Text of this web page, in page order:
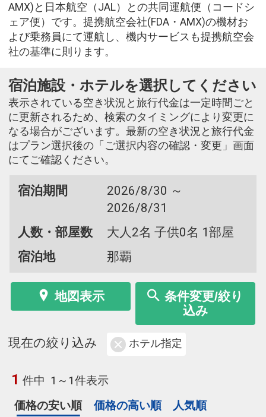
AMX)と日本航空（JAL）との共同運航便（コードシ
ェア便）です。提携航空会社(FDA・AMX)の機材お
よび乗務員にて運航し、機内サービスも提携航空会
社の基準に則ります。
宿泊施設・ホテルを選択してください
表示されている空き状況と旅行代金は一定時間ごと
に更新されるため、検索のタイミングにより変更に
なる場合がございます。最新の空き状況と旅行代金
はプラン選択後の「ご選択内容の確認・変更」画面
にてご確認ください。
宿泊期間
2026/8/30 ～
2026/8/31
人数・部屋数
大人2名 子供0名 1部屋
宿泊地
那覇
地図表示
条件変更/絞り
込み
現在の絞り込み ホテル指定
1 件中 1～1件表示
価格の安い順
価格の高い順 人気順